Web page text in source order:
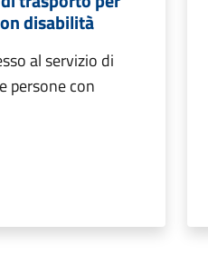
disabilità
al servizio di
persone con